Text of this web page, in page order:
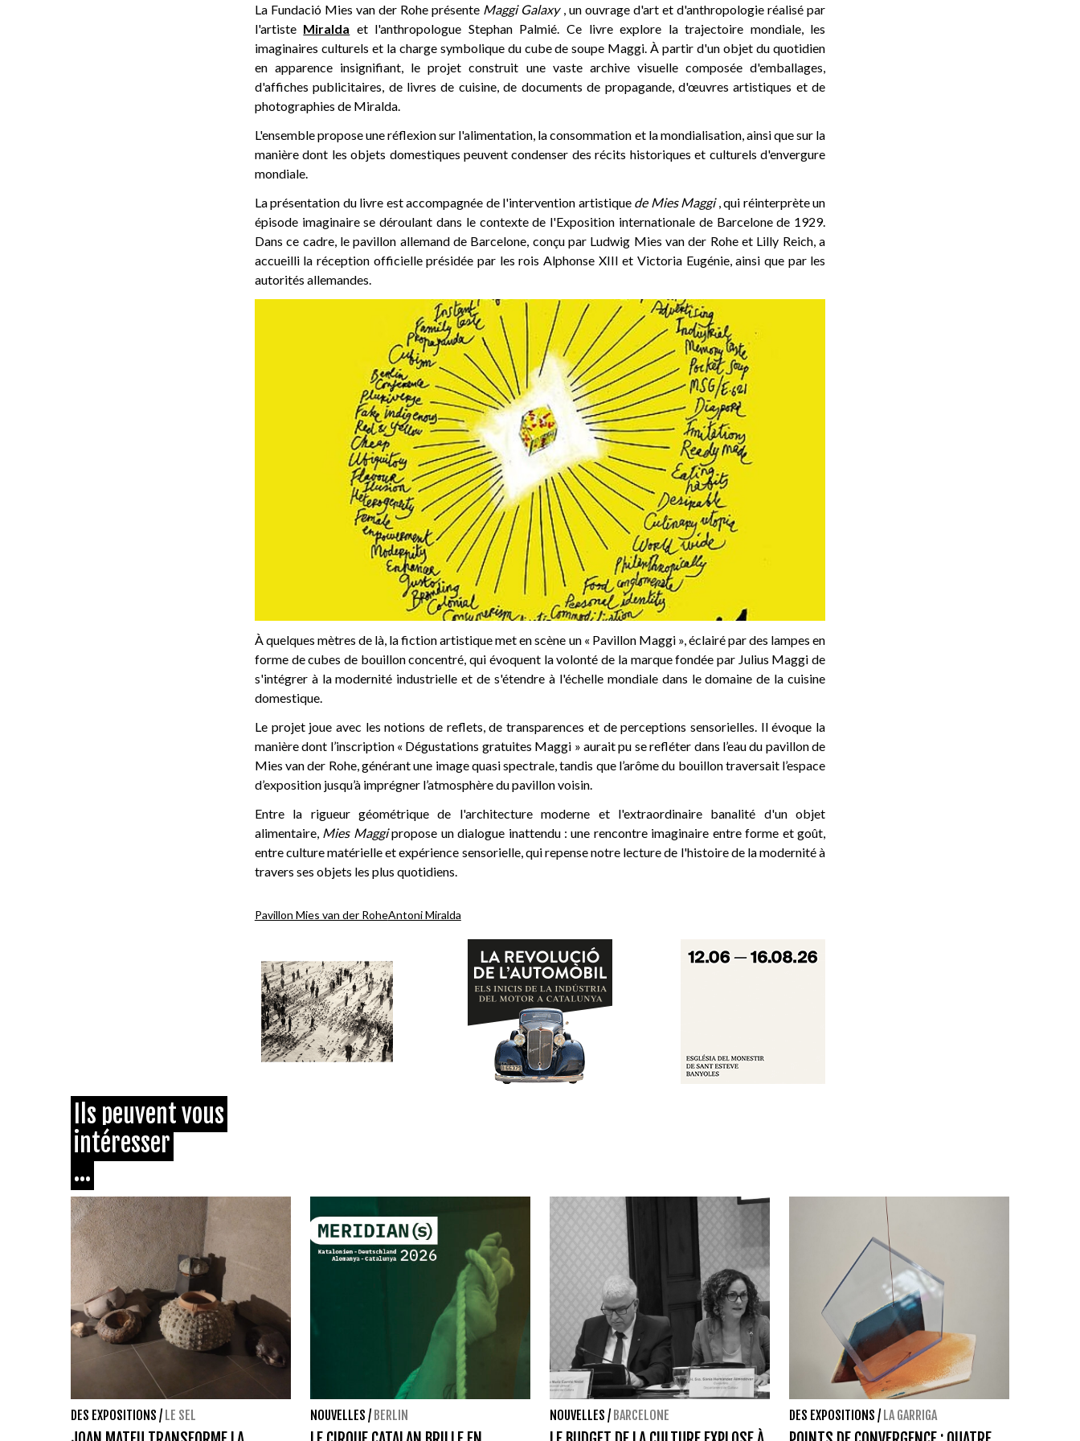
La Fundació Mies van der Rohe présente Maggi Galaxy, un ouvrage d'art et d'anthropologie réalisé par
l'artiste Miralda et l'anthropologue Stephan Palmié. Ce livre explore la trajectoire mondiale, les
imaginaires culturels et la charge symbolique du cube de soupe Maggi. À partir d'un objet du quotidien
en apparence insignifiant, le projet construit une vaste archive visuelle composée d'emballages,
d'affiches publicitaires, de livres de cuisine, de documents de propagande, d'œuvres artistiques et de
photographies de Miralda.
L'ensemble propose une réflexion sur l'alimentation, la consommation et la mondialisation, ainsi que sur la
manière dont les objets domestiques peuvent condenser des récits historiques et culturels d'envergure
mondiale.
La présentation du livre est accompagnée de l'intervention artistique de Mies Maggi, qui réinterprète un
épisode imaginaire se déroulant dans le contexte de l'Exposition internationale de Barcelone de 1929.
Dans ce cadre, le pavillon allemand de Barcelone, conçu par Ludwig Mies van der Rohe et Lilly Reich, a
accueilli la réception officielle présidée par les rois Alphonse XIII et Victoria Eugénie, ainsi que par les
autorités allemandes.
À quelques mètres de là, la fiction artistique met en scène un « Pavillon Maggi », éclairé par des lampes en
forme de cubes de bouillon concentré, qui évoquent la volonté de la marque fondée par Julius Maggi de
s'intégrer à la modernité industrielle et de s'étendre à l'échelle mondiale dans le domaine de la cuisine
domestique.
Le projet joue avec les notions de reflets, de transparences et de perceptions sensorielles. Il évoque la
manière dont l’inscription « Dégustations gratuites Maggi » aurait pu se refléter dans l’eau du pavillon de
Mies van der Rohe, générant une image quasi spectrale, tandis que l’arôme du bouillon traversait l’espace
d’exposition jusqu’à imprégner l’atmosphère du pavillon voisin.
Entre la rigueur géométrique de l'architecture moderne et l'extraordinaire banalité d'un objet
alimentaire, Mies Maggipropose un dialogue inattendu : une rencontre imaginaire entre forme et goût,
entre culture matérielle et expérience sensorielle, qui repense notre lecture de l'histoire de la modernité à
travers ses objets les plus quotidiens.
Pavillon Mies van der RoheAntoni Miralda
Ils peuvent vous
intéresser
...
DES EXPOSITIONS / LE SEL NOUVELLES / BERLIN NOUVELLES / BARCELONE DES EXPOSITIONS / LA GARRIGA